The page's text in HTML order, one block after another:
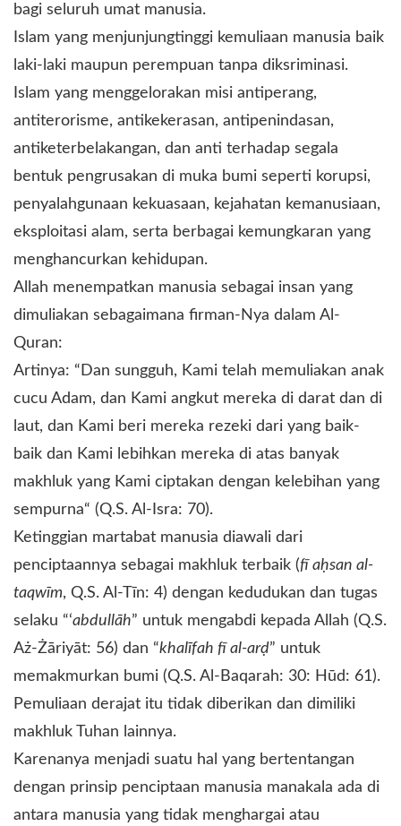
bagi seluruh umat manusia.
Islam yang menjunjungtinggi kemuliaan manusia baik
laki-laki maupun perempuan tanpa diksriminasi.
Islam yang menggelorakan misi antiperang,
antiterorisme, antikekerasan, antipenindasan,
antiketerbelakangan, dan anti terhadap segala
bentuk pengrusakan di muka bumi seperti korupsi,
penyalahgunaan kekuasaan, kejahatan kemanusiaan,
eksploitasi alam, serta berbagai kemungkaran yang
menghancurkan kehidupan.
Allah menempatkan manusia sebagai insan yang
dimuliakan sebagaimana firman-Nya dalam Al-
Quran:
Artinya: “Dan sungguh, Kami telah memuliakan anak
cucu Adam, dan Kami angkut mereka di darat dan di
laut, dan Kami beri mereka rezeki dari yang baik-
baik dan Kami lebihkan mereka di atas banyak
makhluk yang Kami ciptakan dengan kelebihan yang
sempurna“ (Q.S. Al-Isra: 70).
Ketinggian martabat manusia diawali dari
penciptaannya sebagai makhluk terbaik (fī aḥsan al-
taqwīm, Q.S. Al-Tīn: 4) dengan kedudukan dan tugas
selaku “‘abdullāh” untuk mengabdi kepada Allah (Q.S.
Aż-Żāriyāt: 56) dan “khalīfah fī al-arḍ” untuk
memakmurkan bumi (Q.S. Al-Baqarah: 30: Hūd: 61).
Pemuliaan derajat itu tidak diberikan dan dimiliki
makhluk Tuhan lainnya.
Karenanya menjadi suatu hal yang bertentangan
dengan prinsip penciptaan manusia manakala ada di
antara manusia yang tidak menghargai atau